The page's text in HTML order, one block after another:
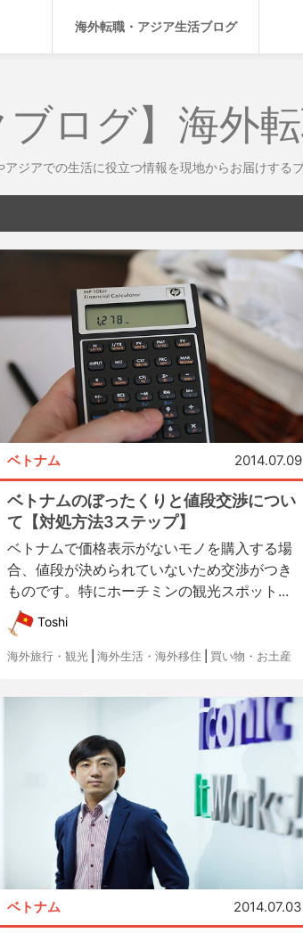
海外転職・アジア生活ブログ
ブログ】海外
アジアでの生活に役立つ情報を現地からお届けするブ
ベトナム 2014.07.09
ベトナムのぼったくりと値段交渉につい
て【対処方法3ステップ】
ベトナムで価格表示がないモノを購入する場
合、値段が決められていないため交渉がつき
ものです。特にホーチミンの観光スポット...
Toshi
海外旅行・観光 海外生活・海外移住 買い物・お土産
ベトナム 2014.07.03